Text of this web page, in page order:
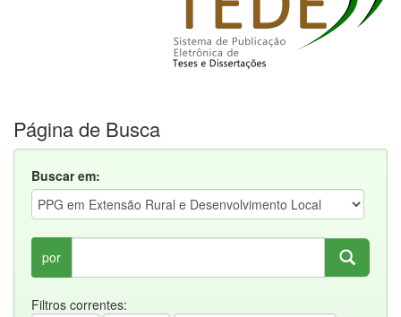
Página de Busca
Buscar em:
por
Filtros correntes: